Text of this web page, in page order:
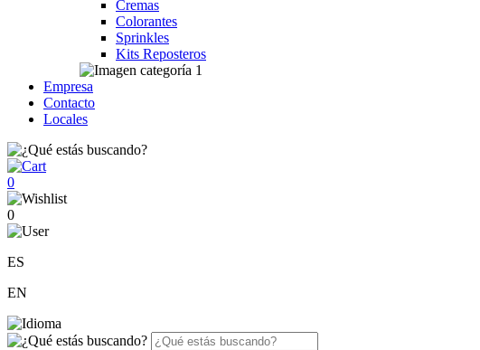
Cremas
Colorantes
Sprinkles
Kits Reposteros
Empresa
Contacto
Locales
0
0
ES
EN